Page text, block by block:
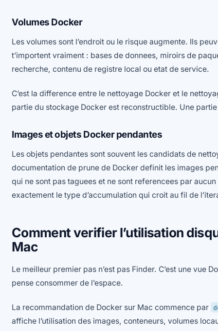
Volumes Docker
Les volumes sont l’endroit ou le risque augmente. Ils
t’importent vraiment : bases de donnees, miroirs de
recherche, contenu de registre local ou etat de service.
C’est la difference entre le nettoyage Docker et le
partie du stockage Docker est reconstructible. Une
Images et objets Docker pendantes
Les objets pendantes sont souvent les candidats de
documentation de prune de Docker definit les images
qui ne sont pas taguees et ne sont referencees par
exactement le type d’accumulation qui croit au fil de
Comment verifier l’utilisation
Mac
Le meilleur premier pas n’est pas Finder. C’est une vue
pense consommer de l’espace.
La recommandation de Docker sur Mac commence par
affiche l’utilisation des images, conteneurs, volumes